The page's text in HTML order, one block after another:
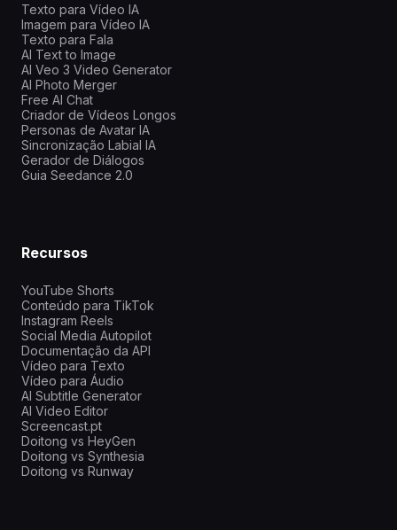
Texto para Vídeo IA
Imagem para Vídeo IA
Texto para Fala
AI Text to Image
AI Veo 3 Video Generator
AI Photo Merger
Free AI Chat
Criador de Vídeos Longos
Personas de Avatar IA
Sincronização Labial IA
Gerador de Diálogos
Guia Seedance 2.0
Recursos
YouTube Shorts
Conteúdo para TikTok
Instagram Reels
Social Media Autopilot
Documentação da API
Vídeo para Texto
Vídeo para Áudio
AI Subtitle Generator
AI Video Editor
Screencast.pt
Doitong vs HeyGen
Doitong vs Synthesia
Doitong vs Runway